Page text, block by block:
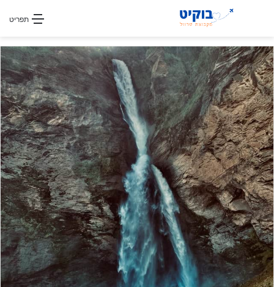
תפריט חפשו עבור